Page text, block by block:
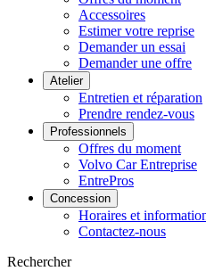
Accessoires
Estimer votre reprise
Demander un essai
Demander une offre
Atelier
Entretien et réparation
Prendre rendez-vous
Professionnels
Offres du moment
Volvo Car Entreprise
EntrePros
Concession
Horaires et
Contactez-nous
Rechercher